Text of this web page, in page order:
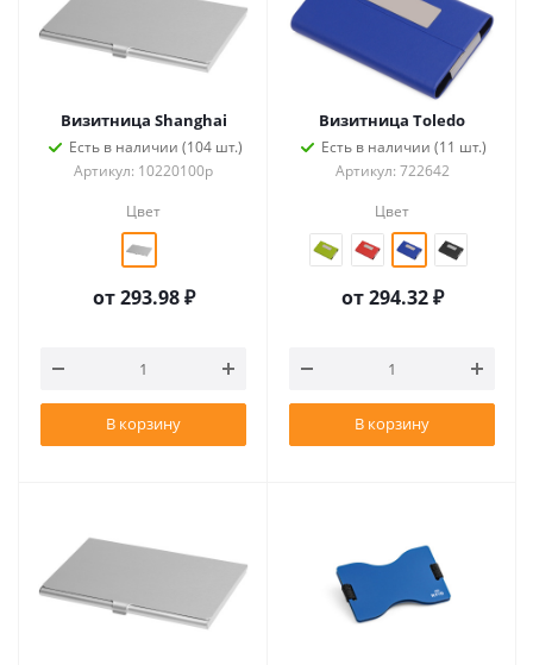
Визитница Shanghai
Есть в наличии (104 шт.)
Артикул: 10220100p
Цвет
от293.98 ₽
В корзину
Визитница Тoledo
Есть в наличии (11 шт.)
Артикул: 722642
Цвет
от294.32 ₽
В корзину